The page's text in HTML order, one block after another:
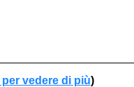
vedere di più)